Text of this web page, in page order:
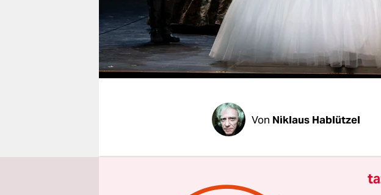
fragen & hilfe
unterstützen
abo
genossenschaft
Von Niklaus Hablützel
War alles umsonst? So
Angela Merkel nach der